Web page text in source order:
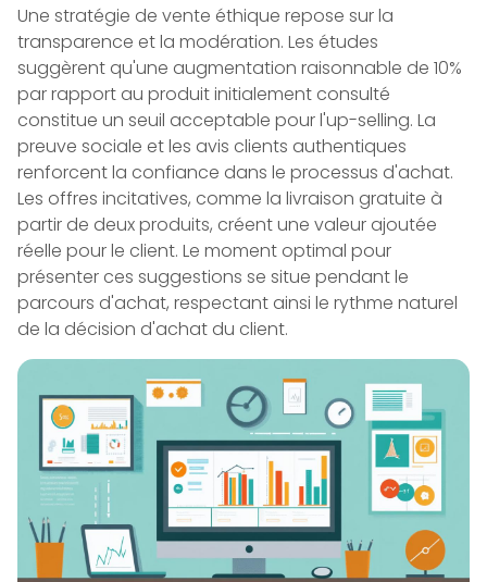
Une stratégie de vente éthique repose sur la
transparence et la modération. Les études
suggèrent qu'une augmentation raisonnable de 10%
par rapport au produit initialement consulté
constitue un seuil acceptable pour l'up-selling. La
preuve sociale et les avis clients authentiques
renforcent la confiance dans le processus d'achat.
Les offres incitatives, comme la livraison gratuite à
partir de deux produits, créent une valeur ajoutée
réelle pour le client. Le moment optimal pour
présenter ces suggestions se situe pendant le
parcours d'achat, respectant ainsi le rythme naturel
de la décision d'achat du client.